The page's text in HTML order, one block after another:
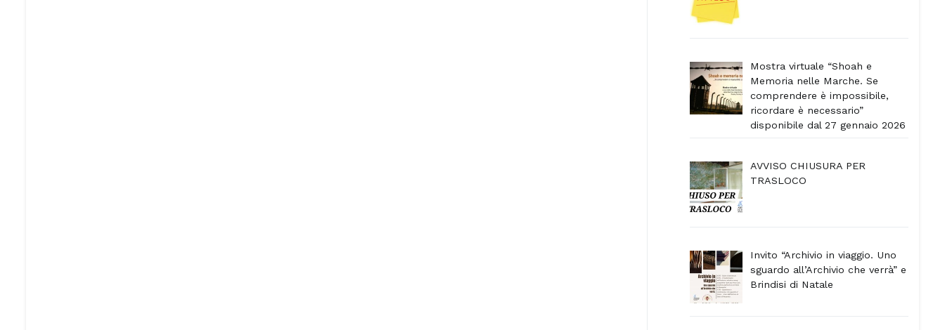
Mostra virtuale “Shoah e
Memoria nelle Marche. Se
comprendere è impossibile,
ricordare è necessario”
disponibile dal 27 gennaio 2026
AVVISO CHIUSURA PER
TRASLOCO
Invito “Archivio in viaggio. Uno
sguardo all’Archivio che verrà” e
Brindisi di Natale